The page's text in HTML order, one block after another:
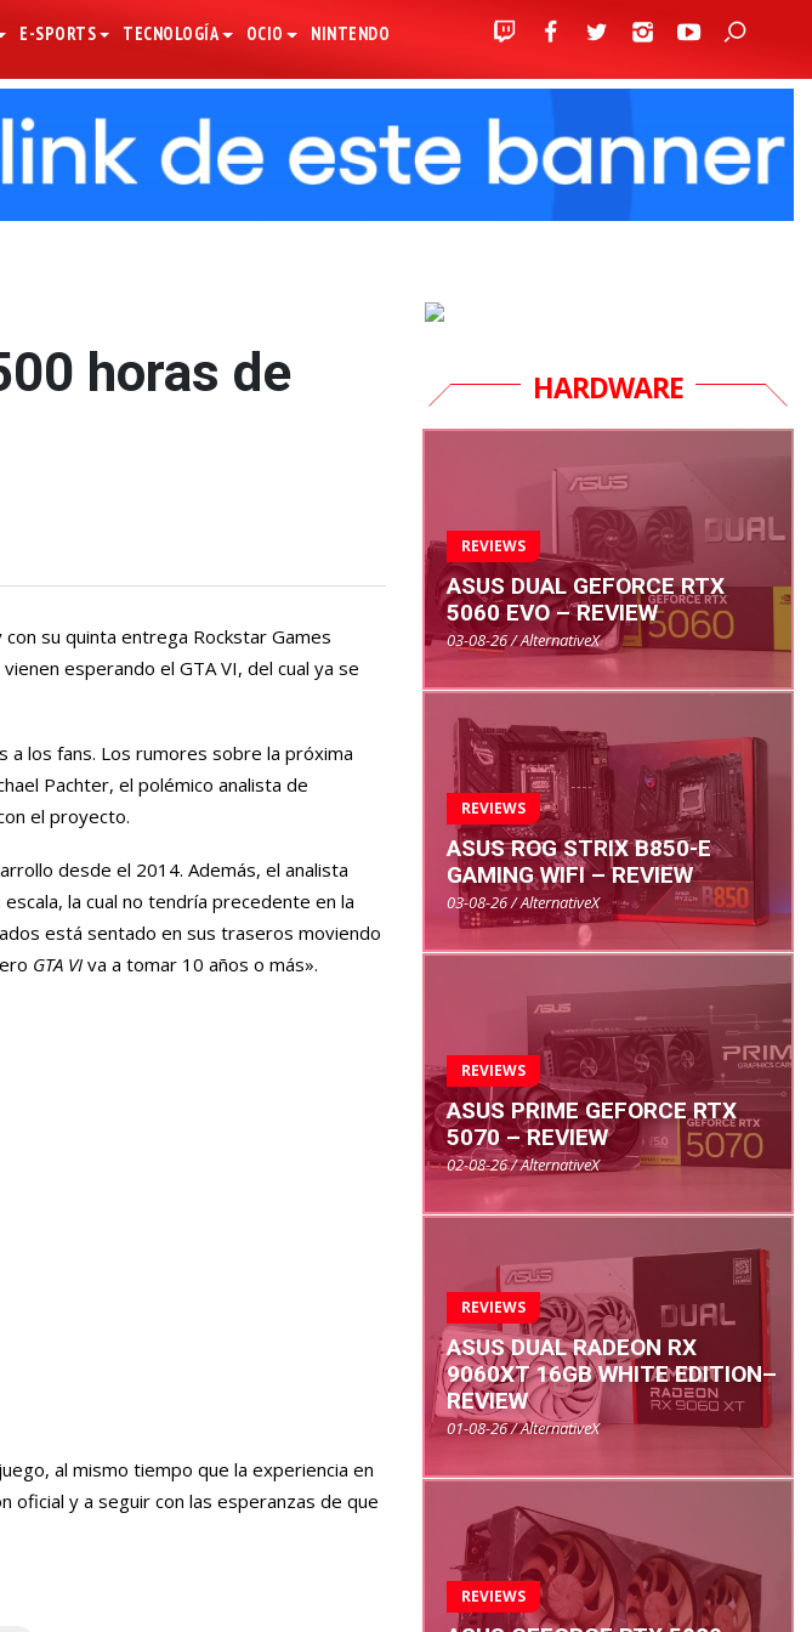
E-SPORTS TECNOLOGÍA OCIO NINTENDO
horas de
su quinta entrega Rockstar Games
esperando el GTA VI, del cual ya se
a los fans. Los rumores sobre la próxima
Pachter, el polémico analista de
el proyecto.
desde el 2014. Además, el analista
la cual no tendría precedente en la
está sentado en sus traseros moviendo
GTA VI va a tomar 10 años o más».
al mismo tiempo que la experiencia en
oficial y a seguir con las esperanzas de que
HARDWARE
REVIEWS
ASUS DUAL GEFORCE RTX
5060 EVO – REVIEW
03-08-26 / AlternativeX
REVIEWS
ASUS ROG STRIX B850-E
GAMING WIFI – REVIEW
03-08-26 / AlternativeX
REVIEWS
ASUS PRIME GEFORCE RTX
5070 – REVIEW
02-08-26 / AlternativeX
REVIEWS
ASUS DUAL RADEON RX
9060XT 16GB WHITE EDITION–
REVIEW
01-08-26 / AlternativeX
REVIEWS